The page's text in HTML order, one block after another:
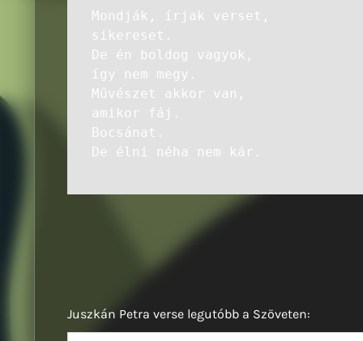
Mondják, írjak verset,
sikereset.
De én boldog vagyok,
így nem megy.
Művészet akkor van,
amikor fáj.
Bocsánat.
De élni néha nem kár.
Juszkán Petra verse legutóbb a Szöveten: